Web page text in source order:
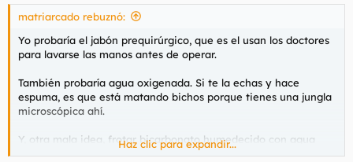
matriarcado rebuznó:
Yo probaría el jabón prequirúrgico, que es el usan los doctores
para lavarse las manos antes de operar.
También probaría agua oxigenada. Si te la echas y hace
espuma, es que está matando bichos porque tienes una jungla
microscópica ahí.
Y, otra mala idea, frotar bicarbonato humedecido con agua
alrededor del glande, te puede hacer un peeling fantástico!
Haz clic para expandir...